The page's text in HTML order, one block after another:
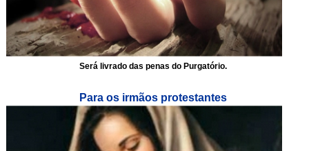
Será livrado das penas do Purgatório.
Para os irmãos protestantes